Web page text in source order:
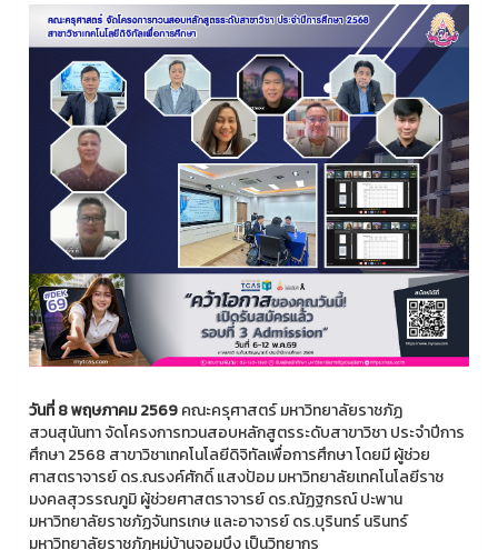
วันที่ 8 พฤษภาคม 2569คณะครุศาสตร์ มหาวิทยาลัยราชภัฏ
สวนสุนันทา จัดโครงการทวนสอบหลักสูตรระดับสาขาวิชา ประจำปีการ
ศึกษา 2568 สาขาวิชาเทคโนโลยีดิจิทัลเพื่อการศึกษา โดยมี ผู้ช่วย
ศาสตราจารย์ ดร.ณรงค์ศักดิ์ แสงป้อม มหาวิทยาลัยเทคโนโลยีราช
มงคลสุวรรณภูมิ ผู้ช่วยศาสตราจารย์ ดร.ณัฏฐกรณ์ ปะพาน
มหาวิทยาลัยราชภัฏจันทรเกษ และอาจารย์ ดร.บุรินทร์ นรินทร์
มหาวิทยาลัยราชภัฏหมู่บ้านจอมบึง เป็นวิทยากร